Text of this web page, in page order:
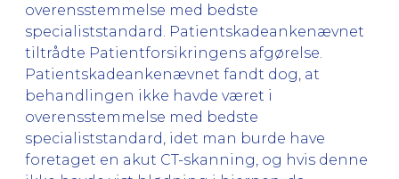
overensstemmelse med bedste
specialiststandard. Patientskadeankenævnet
tiltrådte Patientforsikringens afgørelse.
Patientskadeankenævnet fandt dog, at
behandlingen ikke havde været i
overensstemmelse med bedste
specialiststandard, idet man burde have
foretaget en akut CT-skanning, og hvis denne